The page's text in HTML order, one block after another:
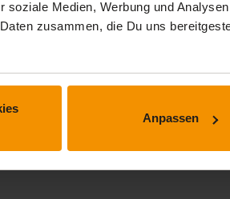
soziale Medien, Werbung und
zusammen, die Du uns
Anpassen